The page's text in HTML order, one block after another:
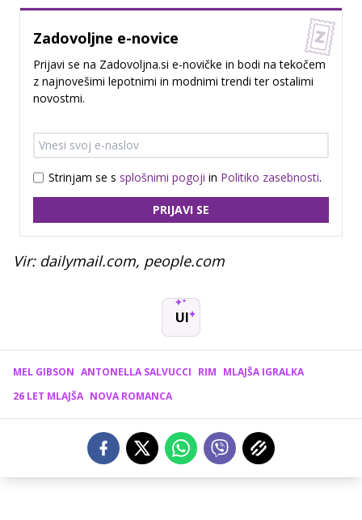
Zadovoljne e-novice
Prijavi se na Zadovoljna.si e-novičke in bodi na tekočem
z najnovešimi lepotnimi in modnimi trendi ter ostalimi
novostmi.
Strinjam se s splošnimi pogoji in Politiko zasebnosti.
PRIJAVI SE
Vir: dailymail.com, people.com
UI
MEL GIBSON ANTONELLA SALVUCCI RIM MLAJŠA IGRALKA
26 LET MLAJŠA NOVA ROMANCA